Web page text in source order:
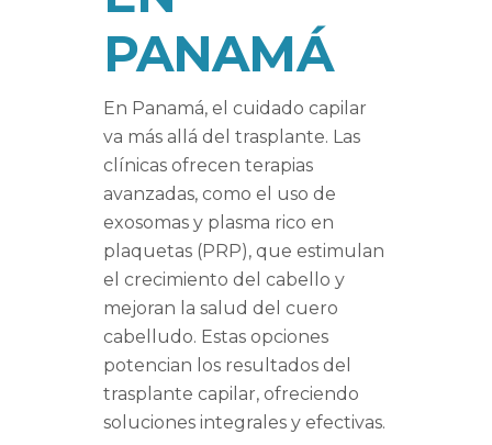
PANAMÁ
En Panamá, el cuidado capilar
va más allá del trasplante. Las
clínicas ofrecen terapias
avanzadas, como el uso de
exosomas y plasma rico en
plaquetas (PRP), que estimulan
el crecimiento del cabello y
mejoran la salud del cuero
cabelludo. Estas opciones
potencian los resultados del
trasplante capilar, ofreciendo
soluciones integrales y efectivas.